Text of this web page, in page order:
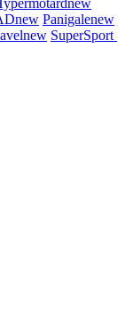
new
new Panigalenew
new SuperSport